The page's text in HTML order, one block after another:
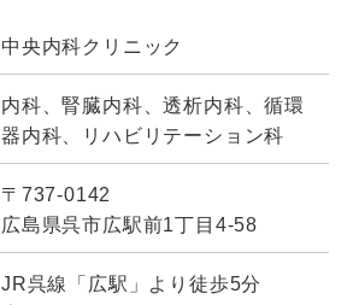
中央内科クリニック
内科、腎臓内科、透析内科、循環
器内科、リハビリテーション科
〒737-0142
広島県呉市広駅前1丁目4-58
JR呉線「広駅」より徒歩5分